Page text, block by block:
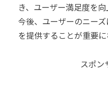
き、ユーザー満足度を向
今後、ユーザーのニー
を提供することが重要に
スポン